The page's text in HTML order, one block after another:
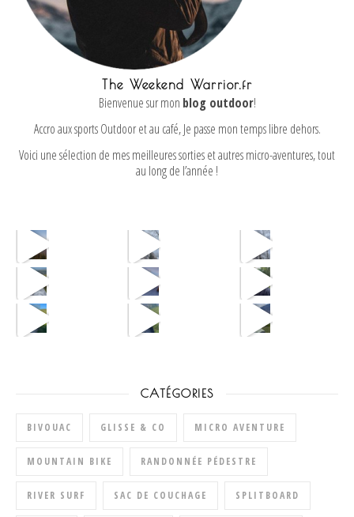
The Weekend Warrior.fr
Bienvenue sur mon blog outdoor!
Accro aux sports Outdoor et au café, Je passe mon temps libre dehors.
Voici une sélection de mes meilleures sorties et autres micro-aventures, tout
au long de l’année !
CATÉGORIES
BIVOUAC GLISSE & CO MICRO AVENTURE
MOUNTAIN BIKE RANDONNÉE PÉDESTRE
RIVER SURF SAC DE COUCHAGE SPLITBOARD